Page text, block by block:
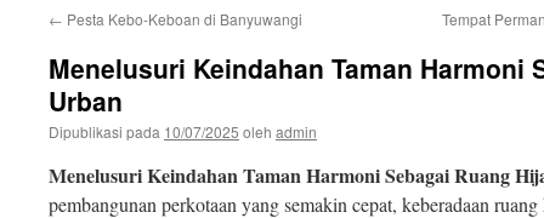
← Pesta Kebo-Keboan di Banyuwangi Tempat
Menelusuri Keindahan Taman Harmoni
Urban
Dipublikasi pada 10/07/2025 oleh admin
Menelusuri Keindahan Taman Harmoni Sebagai Ruang
pembangunan perkotaan yang semakin cepat, keberadaan